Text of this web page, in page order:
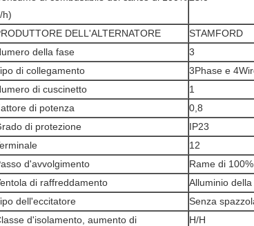
h)
DELL'ALTERNATORE
STAMFORD
della fase
3
di collegamento
3Phase e
di cuscinetto
1
di potenza
0,8
di protezione
IP23
12
d'avvolgimento
Rame di
di raffreddamento
Alluminio
dell'eccitatore
Senza
d'isolamento, aumento di
H/H